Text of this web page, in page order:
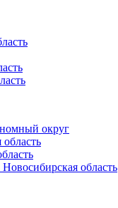
округ
область